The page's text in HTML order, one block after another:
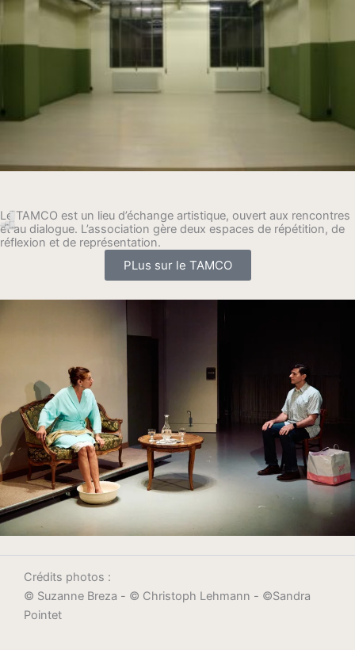
Le TAMCO est un lieu d’échange artistique, ouvert aux rencontres
et au dialogue. L’association gère deux espaces de répétition, de
réflexion et de représentation.
PLus sur le TAMCO
Crédits photos :
© Suzanne Breza - © Christoph Lehmann - ©Sandra
Pointet